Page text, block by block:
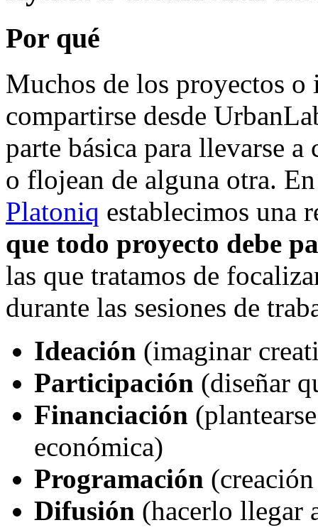
Por qué
Muchos de los proyectos o
compartirse desde
parte básica para llevarse
o flojean de alguna otra.
Platoniq establecimos una
que todo proyecto debe
las que tratamos de
durante las sesiones de
Ideación (imaginar
Participación (diseñar
Financiación
económica)
Programación
Difusión (hacerlo llegar